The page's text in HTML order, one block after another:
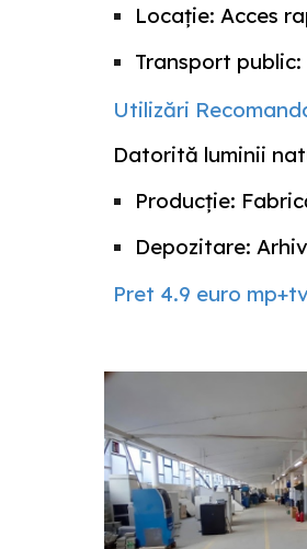
Locație: Acces
Transport public:
Utilizări
Datorită luminii
Producție:
Depozitare:
Pret 4.9 euro